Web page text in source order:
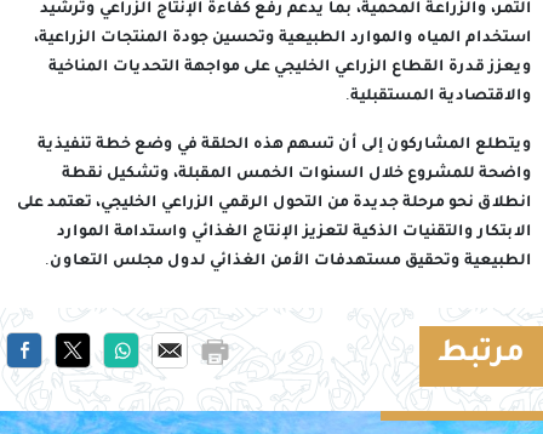
التمر، والزراعة المحمية، بما يدعم رفع كفاءة الإنتاج الزراعي وترشيد
استخدام المياه والموارد الطبيعية وتحسين جودة المنتجات الزراعية،
ويعزز قدرة القطاع الزراعي الخليجي على مواجهة التحديات المناخية
والاقتصادية المستقبلية.
ويتطلع المشاركون إلى أن تسهم هذه الحلقة في وضع خطة تنفيذية
واضحة للمشروع خلال السنوات الخمس المقبلة، وتشكيل نقطة
انطلاق نحو مرحلة جديدة من التحول الرقمي الزراعي الخليجي، تعتمد على
الابتكار والتقنيات الذكية لتعزيز الإنتاج الغذائي واستدامة الموارد
الطبيعية وتحقيق مستهدفات الأمن الغذائي لدول مجلس التعاون.
مرتبط